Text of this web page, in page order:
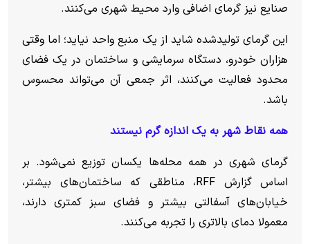
صنایع نیز گرمای اضافی وارد محیط شهری می‌کنند.
این گرمای تولیدشده شاید از یک منبع واحد نیاید؛ اما وقتی
هزاران خودرو، دستگاه سرمایشی و ساختمان در یک فضای
محدود فعالیت می‌کنند، اثر جمعی آن می‌تواند محسوس
باشد.
همه نقاط شهر به یک اندازه گرم نیستند
گرمای شهری در همه محله‌ها یکسان توزیع نمی‌شود. بر
اساس گزارش RFF، مناطقی که ساختمان‌های بیشتر،
خیابان‌های آسفالتی بیشتر و فضای سبز کمتری دارند،
معمولا دمای بالاتری را تجربه می‌کنند.